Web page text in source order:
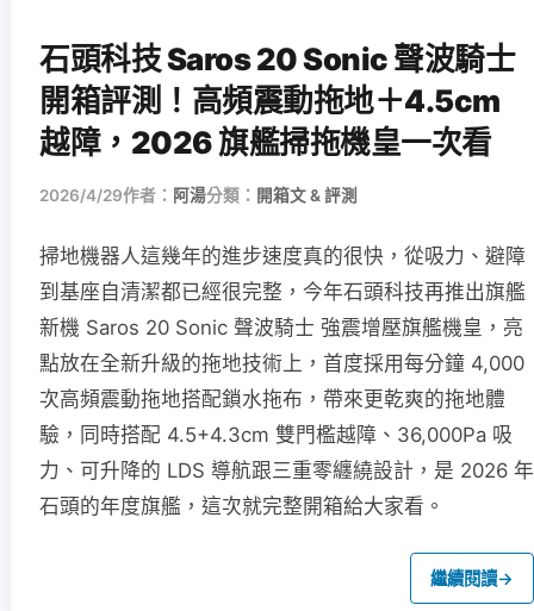
石頭科技 Saros 20 Sonic 聲波騎士
開箱評測！高頻震動拖地＋4.5cm
越障，2026 旗艦掃拖機皇一次看
2026/4/29作者： 阿湯分類： 開箱文 & 評測
掃地機器人這幾年的進步速度真的很快，從吸力、避障
到基座自清潔都已經很完整，今年石頭科技再推出旗艦
新機 Saros 20 Sonic 聲波騎士 強震增壓旗艦機皇，亮
點放在全新升級的拖地技術上，首度採用每分鐘 4,000
次高頻震動拖地搭配鎖水拖布，帶來更乾爽的拖地體
驗，同時搭配 4.5+4.3cm 雙門檻越障、36,000Pa 吸
力、可升降的 LDS 導航跟三重零纏繞設計，是 2026 年
石頭的年度旗艦，這次就完整開箱給大家看。
繼續閱讀→